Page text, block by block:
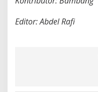
Editor: Abdel Rafi